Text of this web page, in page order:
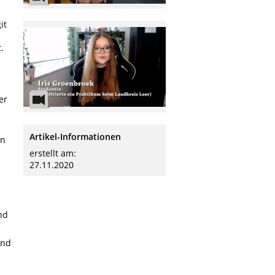
Artikel-Informationen
erstellt am:
27.11.2020